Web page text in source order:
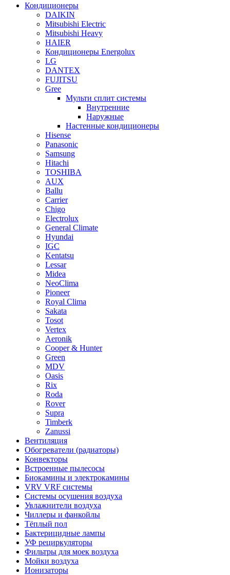
Кондиционеры
DAIKIN
Mitsubishi Electric
Mitsubishi Heavy
HAIER
Кондиционеры Energolux
LG
DANTEX
FUJITSU
Gree
Мульти сплит системы
Внутренние
Наружные
Настенные кондиционеры
Hisense
Panasonic
Samsung
Hitachi
TOSHIBA
AUX
Ballu
Carrier
Chigo
Electrolux
General Climate
Hyundai
IGC
Kentatsu
Lessar
Midea
NeoClima
Pioneer
Royal Clima
Sakata
Tosot
Vertex
Aeronik
Cooper & Hunter
Green
MDV
Oasis
Rix
Roda
Rover
Supra
Timberk
Zanussi
Вентиляция
Обогреватели (радиаторы)
Конвекторы
Встроенные пылесосы
Биокамины и электрокамины
VRV VRF системы
Системы осушения воздуха
Увлажнители воздуха
Чиллеры и фанкойлы
Тёплый пол
Бактерицидные лампы
УФ рециркуляторы
Фильтры для моек воздуха
Мойки воздуха
Ионизаторы